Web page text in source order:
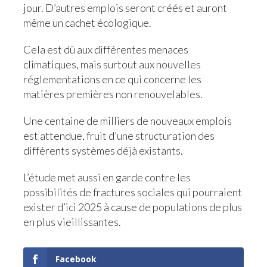
jour. D’autres emplois seront créés et auront
même un cachet écologique.
Cela est dû aux différentes menaces
climatiques, mais surtout aux nouvelles
réglementations en ce qui concerne les
matières premières non renouvelables.
Une centaine de milliers de nouveaux emplois
est attendue, fruit d’une structuration des
différents systèmes déjà existants.
L’étude met aussi en garde contre les
possibilités de fractures sociales qui pourraient
exister d’ici 2025 à cause de populations de plus
en plus vieillissantes.
Facebook